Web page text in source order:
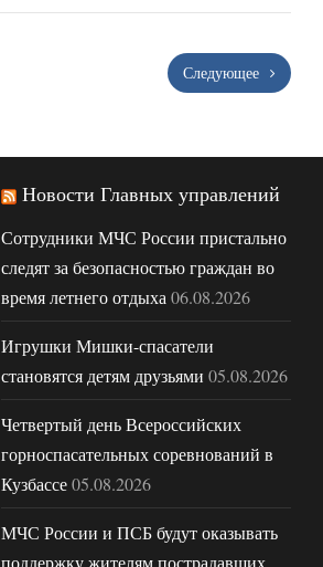
Следующее
Новости Главных управлений
Сотрудники МЧС России пристально
следят за безопасностью граждан во
время летнего отдыха 06.08.2026
Игрушки Мишки-спасатели
становятся детям друзьями 05.08.2026
Четвертый день Всероссийских
горноспасательных соревнований в
Кузбассе05.08.2026
МЧС России и ПСБ будут оказывать
поддержку жителям пострадавших